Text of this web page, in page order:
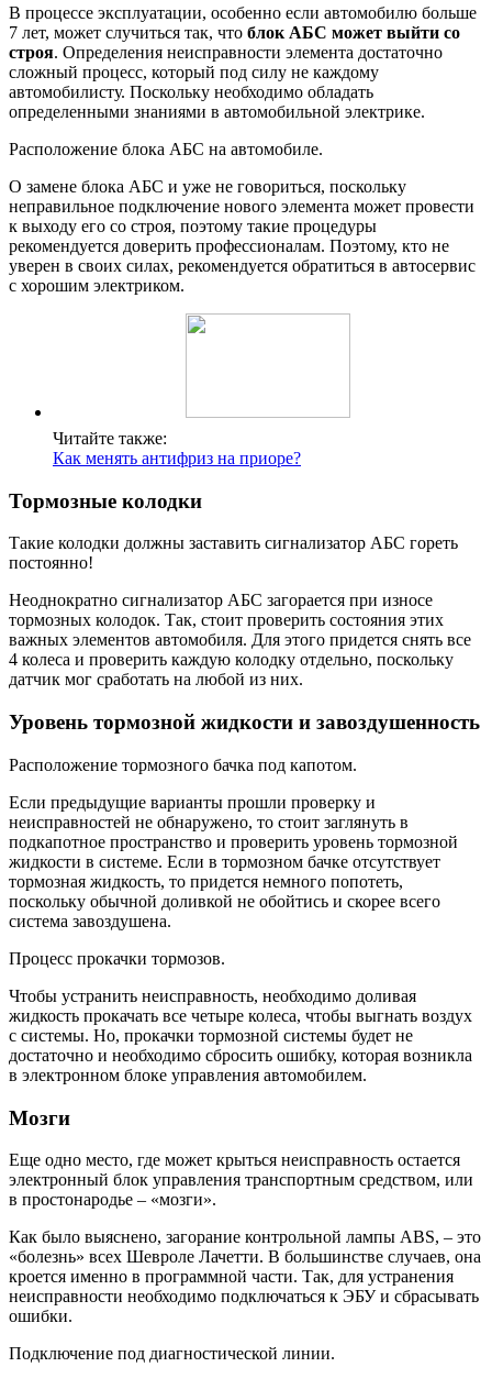
В процессе эксплуатации, особенно если автомобилю больше
7 лет, может случиться так, что блок АБС может выйти со
строя. Определения неисправности элемента достаточно
сложный процесс, который под силу не каждому
автомобилисту. Поскольку необходимо обладать
определенными знаниями в автомобильной электрике.
Расположение блока АБС на автомобиле.
О замене блока АБС и уже не говориться, поскольку
неправильное подключение нового элемента может провести
к выходу его со строя, поэтому такие процедуры
рекомендуется доверить профессионалам. Поэтому, кто не
уверен в своих силах, рекомендуется обратиться в автосервис
с хорошим электриком.
Читайте также:
Как менять антифриз на приоре?
Тормозные колодки
Такие колодки должны заставить сигнализатор АБС гореть
постоянно!
Неоднократно сигнализатор АБС загорается при износе
тормозных колодок. Так, стоит проверить состояния этих
важных элементов автомобиля. Для этого придется снять все
4 колеса и проверить каждую колодку отдельно, поскольку
датчик мог сработать на любой из них.
Уровень тормозной жидкости и завоздушенность
Расположение тормозного бачка под капотом.
Если предыдущие варианты прошли проверку и
неисправностей не обнаружено, то стоит заглянуть в
подкапотное пространство и проверить уровень тормозной
жидкости в системе. Если в тормозном бачке отсутствует
тормозная жидкость, то придется немного попотеть,
поскольку обычной доливкой не обойтись и скорее всего
система завоздушена.
Процесс прокачки тормозов.
Чтобы устранить неисправность, необходимо доливая
жидкость прокачать все четыре колеса, чтобы выгнать воздух
с системы. Но, прокачки тормозной системы будет не
достаточно и необходимо сбросить ошибку, которая возникла
в электронном блоке управления автомобилем.
Мозги
Еще одно место, где может крыться неисправность остается
электронный блок управления транспортным средством, или
в простонародье – «мозги».
Как было выяснено, загорание контрольной лампы ABS, – это
«болезнь» всех Шевроле Лачетти. В большинстве случаев, она
кроется именно в программной части. Так, для устранения
неисправности необходимо подключаться к ЭБУ и сбрасывать
ошибки.
Подключение под диагностической линии.